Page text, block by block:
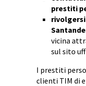
prestiti
vicina
sul sito
I prestiti
clienti TIM di